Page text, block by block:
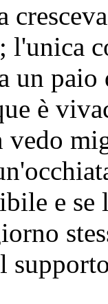
l'unica
un
è
vedo
e